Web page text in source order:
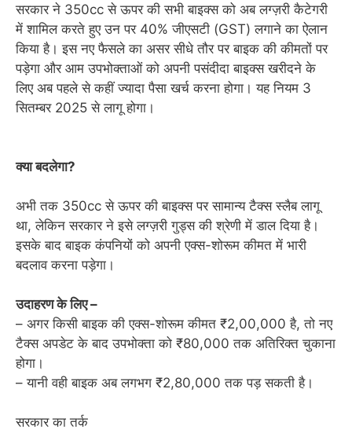
सरकार ने 350cc से ऊपर की सभी बाइक्स को अब लग्ज़री कैटेगरी
में शामिल करते हुए उन पर 40% जीएसटी (GST) लगाने का ऐलान
किया है। इस नए फैसले का असर सीधे तौर पर बाइक की कीमतों पर
पड़ेगा और आम उपभोक्ताओं को अपनी पसंदीदा बाइक्स खरीदने के
लिए अब पहले से कहीं ज्यादा पैसा खर्च करना होगा। यह नियम 3
सितम्बर 2025 से लागू होगा।
क्या बदलेगा?
अभी तक 350cc से ऊपर की बाइक्स पर सामान्य टैक्स स्लैब लागू
था, लेकिन सरकार ने इसे लग्ज़री गुड्स की श्रेणी में डाल दिया है।
इसके बाद बाइक कंपनियों को अपनी एक्स-शोरूम कीमत में भारी
बदलाव करना पड़ेगा।
उदाहरण के लिए –
– अगर किसी बाइक की एक्स-शोरूम कीमत ₹2,00,000 है, तो नए
टैक्स अपडेट के बाद उपभोक्ता को ₹80,000 तक अतिरिक्त चुकाना
होगा।
– यानी वही बाइक अब लगभग ₹2,80,000 तक पड़ सकती है।
सरकार का तर्क